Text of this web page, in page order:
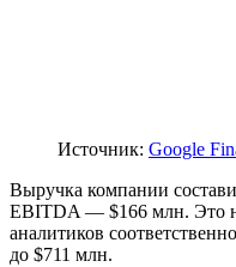
Источник: Google
Выручка компании
EBITDA — $166 млн. Это
аналитиков
до $711 млн.